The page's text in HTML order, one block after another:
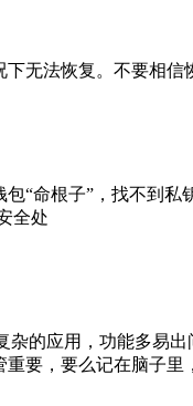
无法恢复。不要相信
命根子”，找不到私
全处
的应用，功能多易
要，要么记在脑子里